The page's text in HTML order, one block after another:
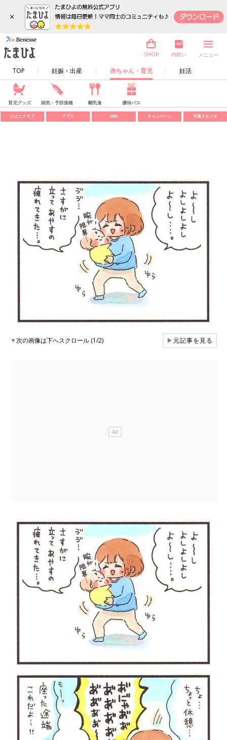
×
TOP 妊娠・出産 赤ちゃん・育児 妊活
SHOP 内祝い メニュー
育児グッズ 病気・予防接種 離乳食 優待パス
ひよこクラブ アプリ SNS キャンペーン 写真スタジオ
▼次の画像は下へスクロール (1/2) ▶元記事を見る